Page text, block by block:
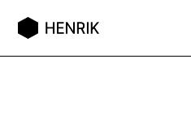
the